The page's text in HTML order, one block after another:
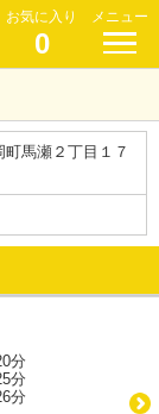
お気に入り
0
メニュー
馬瀬２丁目１７
分
分
分